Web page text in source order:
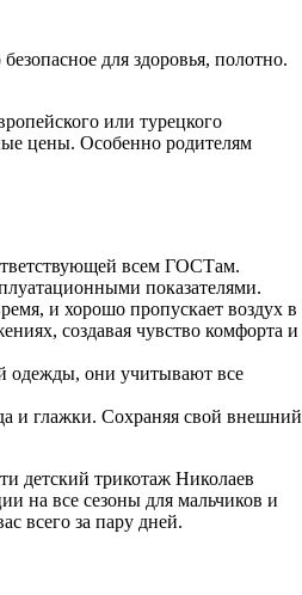
для здоровья, полотно.
или турецкого
цены. Особенно родителям
всем ГОСТам.
показателями.
и хорошо пропускает воздух в
создавая чувство комфорта и
одежды, они учитывают все
и глажки. Сохраняя свой внешний
детский трикотаж Николаев
на все сезоны для мальчиков и
всего за пару дней.